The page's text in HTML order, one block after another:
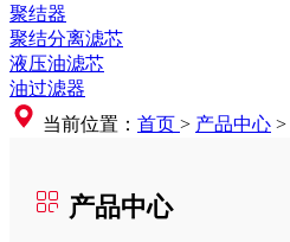
聚结器
聚结分离滤芯
液压油滤芯
油过滤器
当前位置： 首页 > 产品中心 >
产品中心